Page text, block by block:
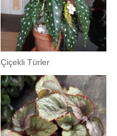
Çiçekli Türler